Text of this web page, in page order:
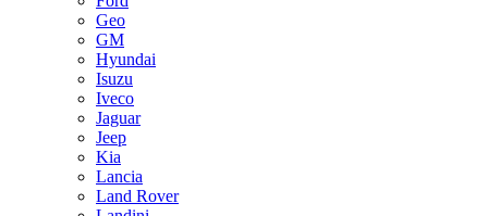
Geo
GM
Hyundai
Isuzu
Iveco
Jaguar
Jeep
Kia
Lancia
Land Rover